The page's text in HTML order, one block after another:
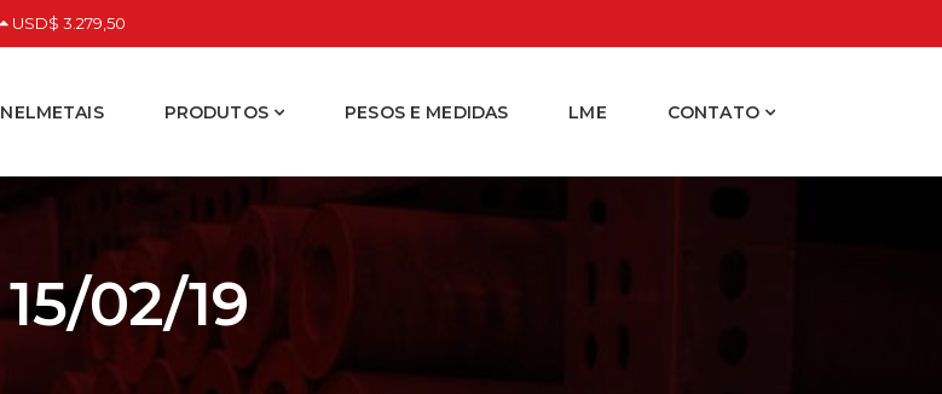
USD$ 3.279,50
NELMETAIS PRODUTOS PESOS E MEDIDAS LME CONTATO
15/02/19